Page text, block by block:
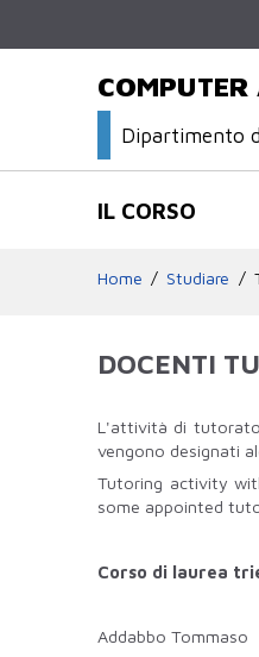
Dipartimento
IL CORSO
Home Studiare
DOCENTI
L'attività di tutorato
vengono designati
Tutoring activity
some appointed
Corso di laurea
Addabbo Tommaso